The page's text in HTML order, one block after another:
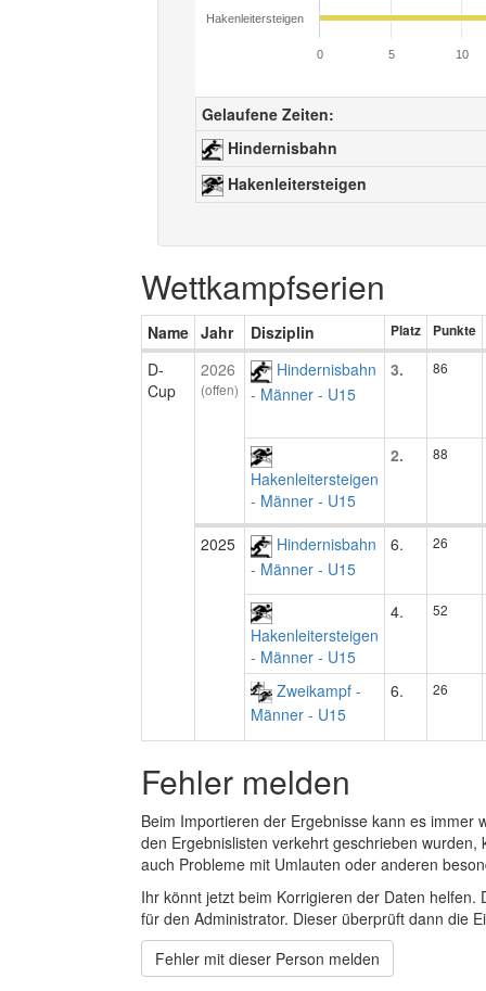
Hakenleitersteigen
0 5 10
Gelaufene Zeiten:
Hindernisbahn
Hakenleitersteigen
Wettkampfserien
Name Jahr Disziplin Platz Punkte
D-
Cup
2026
(offen)
Hindernisbahn
- Männer - U15
3. 86
Hakenleitersteigen
- Männer - U15
2. 88
2025
Hindernisbahn
- Männer - U15
6. 26
Hakenleitersteigen
- Männer - U15
4. 52
Zweikampf -
Männer - U15
6. 26
Fehler melden
Beim Importieren der Ergebnisse kann es
den Ergebnislisten verkehrt geschrieben
auch Probleme mit Umlauten oder anderen
Ihr könnt jetzt beim Korrigieren der Daten
für den Administrator. Dieser überprüft dann die
Fehler mit dieser Person melden